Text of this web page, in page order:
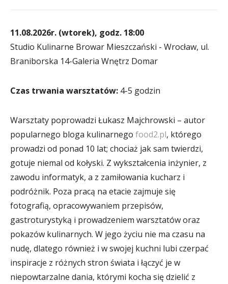
11.08.2026r. (wtorek), godz. 18:00
Studio Kulinarne Browar Mieszczański - Wrocław, ul.
Braniborska 14-Galeria Wnętrz Domar
4-5 godzin
Warsztaty poprowadzi Łukasz Majchrowski – autor
popularnego bloga kulinarnego food2.pl, którego
prowadzi od ponad 10 lat; chociaż jak sam twierdzi,
gotuje niemal od kołyski. Z wykształcenia inżynier, z
zawodu informatyk, a z zamiłowania kucharz i
podróżnik. Poza pracą na etacie zajmuje się
fotografią, opracowywaniem przepisów,
gastroturystyką i prowadzeniem warsztatów oraz
pokazów kulinarnych. W jego życiu nie ma czasu na
nudę, dlatego również i w swojej kuchni lubi czerpać
inspiracje z różnych stron świata i łączyć je w
niepowtarzalne dania, którymi kocha się dzielić z